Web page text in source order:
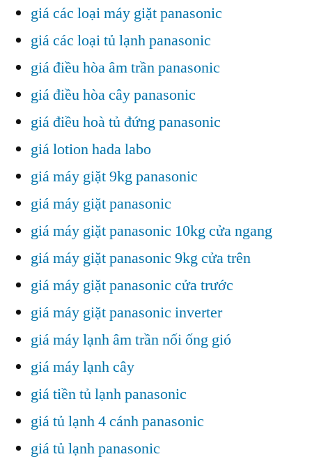
giá các loại máy giặt panasonic
giá các loại tủ lạnh panasonic
giá điều hòa âm trần panasonic
giá điều hòa cây panasonic
giá điều hoà tủ đứng panasonic
giá lotion hada labo
giá máy giặt 9kg panasonic
giá máy giặt panasonic
giá máy giặt panasonic 10kg cửa ngang
giá máy giặt panasonic 9kg cửa trên
giá máy giặt panasonic cửa trước
giá máy giặt panasonic inverter
giá máy lạnh âm trần nối ống gió
giá máy lạnh cây
giá tiền tủ lạnh panasonic
giá tủ lạnh 4 cánh panasonic
giá tủ lạnh panasonic